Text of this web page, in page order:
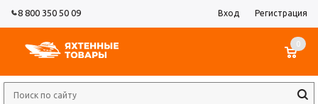
8 800 350 50 09 Вход Регистрация
0